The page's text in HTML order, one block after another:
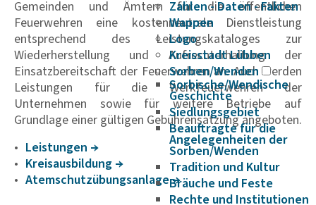
Zahlen - Daten - Fakten
Wappen
Logo
Kreisstadt Lübben
Sorben/Wenden
Sorbische/Wendische
Geschichte
Siedlungsgebiet
Beauftragte für die
Angelegenheiten der
Sorben/Wenden
Tradition und Kultur
Bräuche und Feste
Rechte und Institutionen
Gemeinden und Ämtern für die öffentlichen
Feuerwehren eine kostenneutrale Dienstleistung
entsprechend des Leistungskataloges zur
Wiederherstellung und Aufrechterhaltung der
Einsatzbereitschaft der Feuerwehren an. Auch werden
Leistungen für die Werkfeuerwehren der
Unternehmen sowie für weitere Betriebe auf
Grundlage einer gültigen Gebührensatzung angeboten.
Leis­tungen
Kreis­aus­bil­dung
Atem­schutz­übungs­an­lage